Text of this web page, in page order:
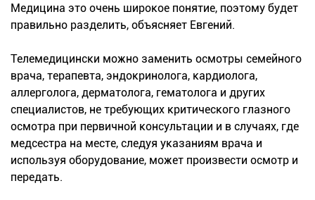
Медицина это очень широкое понятие, поэтому будет
правильно разделить, объясняет Евгений.
Телемедицински можно заменить осмотры семейного
врача, терапевта, эндокринолога, кардиолога,
аллерголога, дерматолога, гематолога и других
специалистов, не требующих критического глазного
осмотра при первичной консультации и в случаях, где
медсестра на месте, следуя указаниям врача и
используя оборудование, может произвести осмотр и
передать.